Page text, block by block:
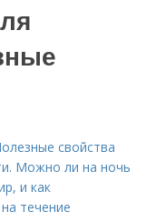
свойства
Можно ли на ночь
и как
течение